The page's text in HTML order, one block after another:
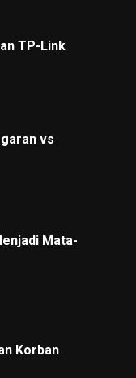
TP-Link
vs
Mata-
Korban